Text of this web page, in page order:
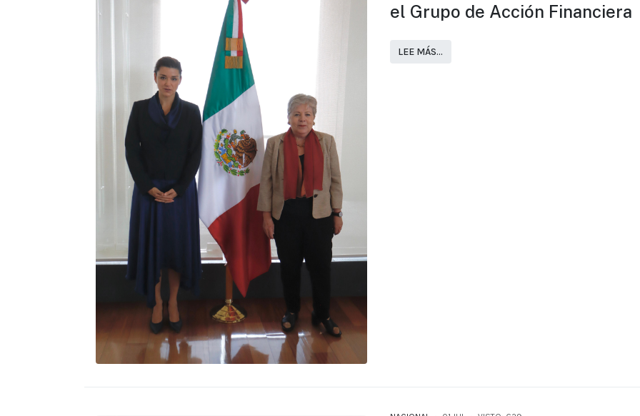
el Grupo de Acción Financiera
LEE MÁS…